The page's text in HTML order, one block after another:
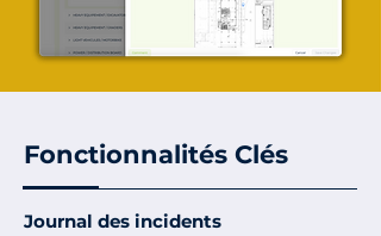
Fonctionnalités Clés
Journal des incidents